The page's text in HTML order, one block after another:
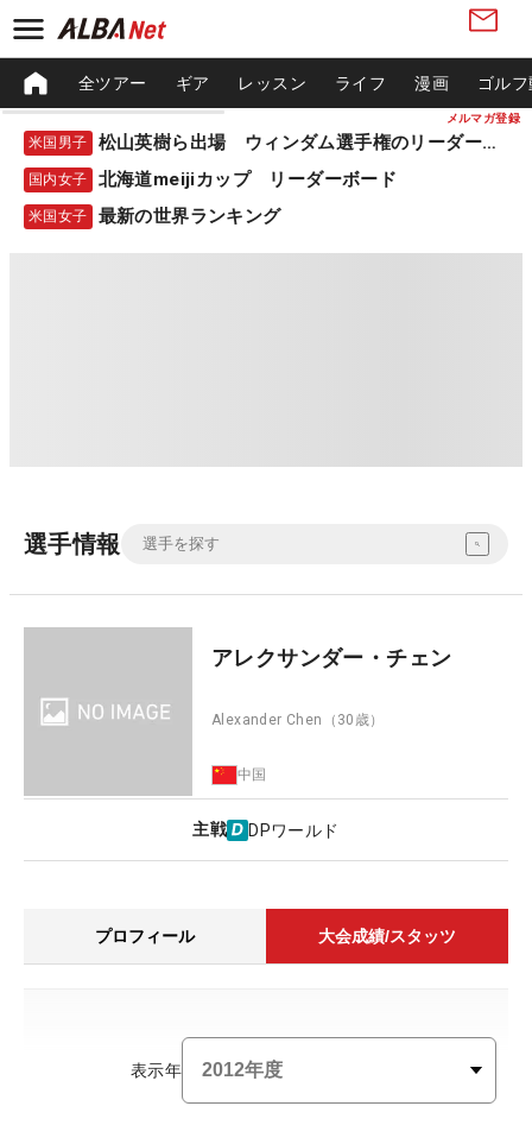
メルマガ登録
全ツアー ギア レッスン ライフ 漫画 ゴル
米国男子 松山英樹ら出場 ウィンダム選手権のリーダーボード
国内女子 北海道meijiカップ リーダーボード
米国女子 最新の世界ランキング
選手情報
アレクサンダー・チェン
Alexander Chen （30歳）
中国
主戦 DPワールド
プロフィール 大会成績/スタッツ
表示年